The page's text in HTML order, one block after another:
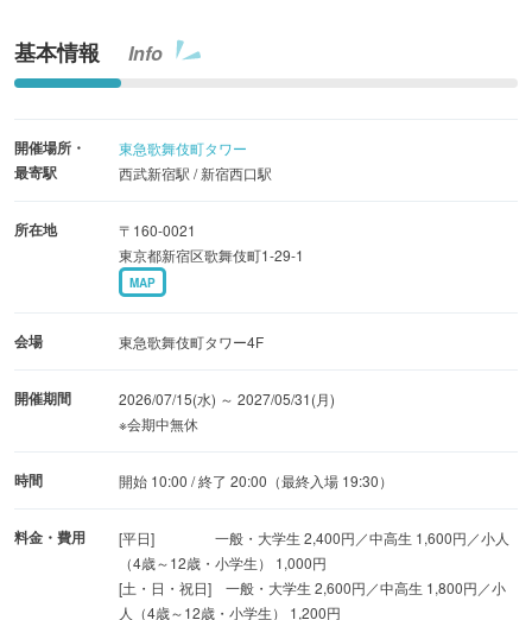
ホテルのルームツアーは外観からスタートし、サンリオキ
スロビー、きらめくガーデンから、光溢れるボールルー
ム、そしてキャラクターたちのお気に入りのアイテムで彩
られた客室まで、全11のテーマで構成されています。夢の
ような滞在が楽しめる客室は、ピンク色が広がるまるでお
とぎ話の世界に迷い込んだようなマイメロディルームや、
ックなハローキティルーム、花と蝶が舞うネオンレトロで
幻想的なクロミルームなど、キャラクターの個性が際立っ
ています。また、本物の砂を使用し、夢のような風景に包
人気を博したコンテンツが、日本にも登場します。この機
会に足を運んでみてはいかがでしょうか。
登場キャラクター：ハローキティ、マイメロディ、クロ
基本情報 Info
開催場所・
最寄駅
東急歌舞伎町タワー
西武新宿駅 / 新宿西口駅
所在地
〒160-0021
東京都新宿区歌舞伎町1-29-1
MAP
会場 東急歌舞伎町タワー4F
開催期間
2026/07/15(水) ～ 2027/05/31(月)
※会期中無休
時間 開始 10:00 / 終了 20:00（最終入場 19:30）
料金・費用
[平日] 一般・大学生 2,400円／中高生 1,600円／小人
（4歳～12歳・小学生） 1,000円
[土・日・祝日] 一般・大学生 2,600円／中高生 1,800円／小
人（4歳～12歳・小学生） 1,200円